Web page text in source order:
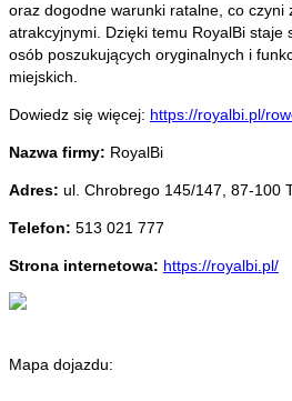
oraz dogodne warunki ratalne, co czyni
atrakcyjnymi. Dzięki temu RoyalBi staje
osób poszukujących oryginalnych i
miejskich.
Dowiedz się więcej: https://royalbi.pl/
Nazwa firmy: RoyalBi
Adres: ul. Chrobrego 145/147 87-100
Telefon: 513 021 777
Strona internetowa: https://royalbi.pl/
Mapa dojazdu: